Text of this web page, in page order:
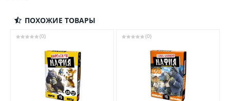
ПОХОЖИЕ ТОВАРЫ
(0) (0)